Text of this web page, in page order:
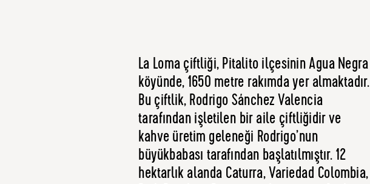
La Loma çiftliği, Pitalito ilçesinin Agua Negra
köyünde, 1650 metre rakımda yer almaktadır.
Bu çiftlik, Rodrigo Sánchez Valencia
tarafından işletilen bir aile çiftliğidir ve
kahve üretim geleneği Rodrigo’nun
büyükbabası tarafından başlatılmıştır. 12
hektarlık alanda Caturra, Variedad Colombia,